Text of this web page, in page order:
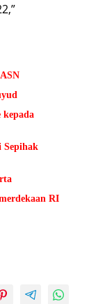
kepada
Sepihak
RI